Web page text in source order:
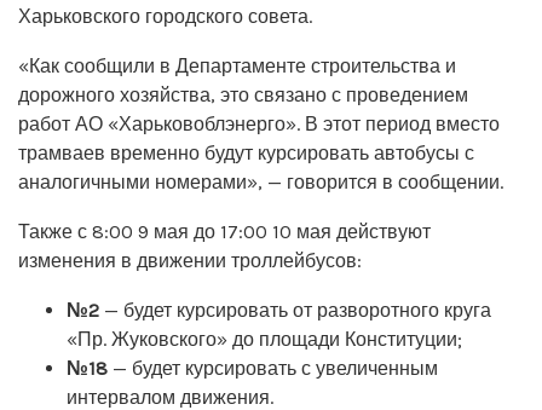
Харьковского городского совета.
«Как сообщили в Департаменте строительства и
дорожного хозяйства, это связано с проведением
работ АО «Харьковоблэнерго». В этот период вместо
трамваев временно будут курсировать автобусы с
аналогичными номерами», — говорится в сообщении.
Также с 8:00 9 мая до 17:00 10 мая действуют
изменения в движении троллейбусов:
№2 — будет курсировать от разворотного круга
«Пр. Жуковского» до площади Конституции;
№18 — будет курсировать с увеличенным
интервалом движения.